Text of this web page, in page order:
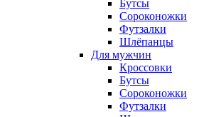
Бутсы
Сороконожки
Футзалки
Шлёпанцы
Для мужчин
Кроссовки
Бутсы
Сороконожки
Футзалки